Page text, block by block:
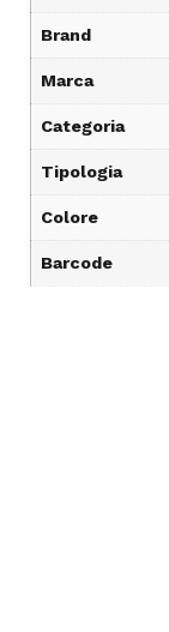
Brand
Marca
Categoria
Tipologia
Colore
Barcode